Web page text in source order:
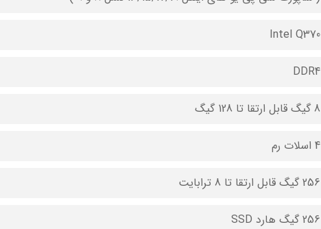
Intel Q370
DDR4
8 گیگ قابل ارتقا تا 128 گیگ
4 اسلات رم
256 گیگ قابل ارتقا تا 8 ترابایت
256 گیگ هارد SSD